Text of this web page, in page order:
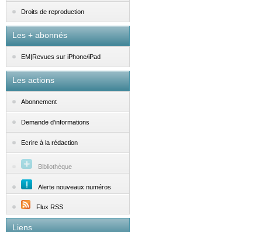
Droits de reproduction
Les + abonnés
EM|Revues sur iPhone/iPad
Les actions
Abonnement
Demande d'informations
Ecrire à la rédaction
Bibliothèque
Alerte nouveaux numéros
Flux RSS
Liens